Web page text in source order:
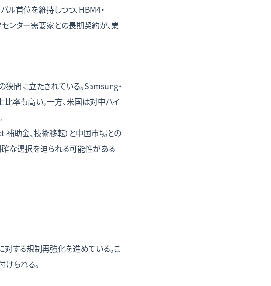
首位を維持しつつ、HBM4・
ンター需要家との長期契約が、業
間に立たされている。Samsung・
率も高い。一方、米国は対中ハイ
補助金、技術移転）と中国市場との
確な選択を迫られる可能性がある
対する規制再強化を進めている。こ
られる。